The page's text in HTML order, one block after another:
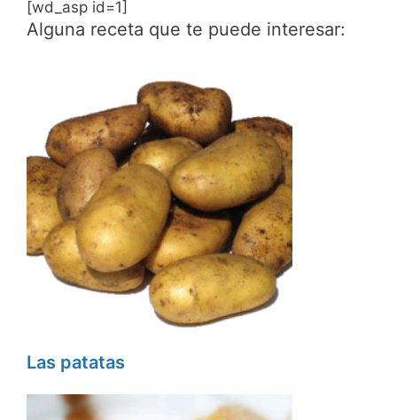
[wd_asp id=1]
Alguna receta que te puede interesar:
Las patatas